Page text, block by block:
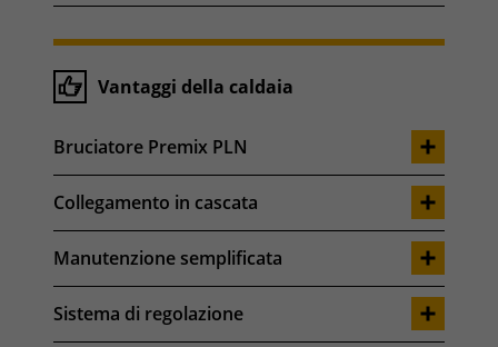
Vantaggi della caldaia
Bruciatore Premix PLN
Collegamento in cascata
Manutenzione semplificata
Sistema di regolazione